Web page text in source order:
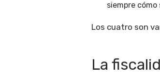
siempre cómo
Los cuatro son
La